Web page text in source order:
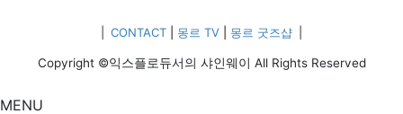
CONTACT 몽르 TV 몽르 굿즈샵
Copyright ©익스플로듀서의 샤인웨이 All Rights Reserved
MENU